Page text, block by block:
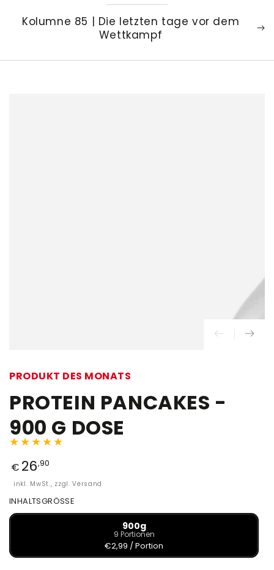
Kolumne 85 | Die letzten tage vor dem
Wettkampf
PRODUKT DES MONATS
PROTEIN PANCAKES -
900 G DOSE
€ 26,90
inkl. MwSt., zzgl. Versand
INHALTSGRÖSSE
900g
9 Portionen
€2,99 / Portion